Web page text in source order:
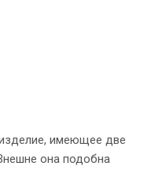
имеющее две
она подобна